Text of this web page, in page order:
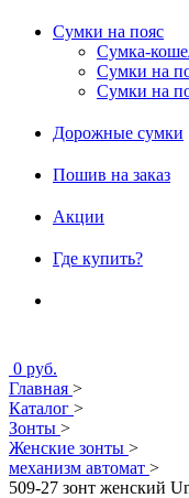
Сумки на пояс
Сумка-
Сумки на
Сумки на
Дорожные сумки
Пошив на заказ
Акции
Где купить?
0 руб.
Главная >
Каталог >
Зонты >
Женские зонты >
механизм автомат >
509-27 зонт женский